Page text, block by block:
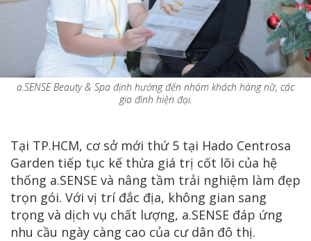
a.SENSE Beauty & Spa định hướng đến nhóm khách hàng nữ, các
gia đình hiện đại.
Tại TP.HCM, cơ sở mới thứ 5 tại Hado Centrosa
Garden tiếp tục kế thừa giá trị cốt lõi của hệ
thống a.SENSE và nâng tầm trải nghiệm làm đẹp
trọn gói. Với vị trí đắc địa, không gian sang
trọng và dịch vụ chất lượng, a.SENSE đáp ứng
nhu cầu ngày càng cao của cư dân đô thị.